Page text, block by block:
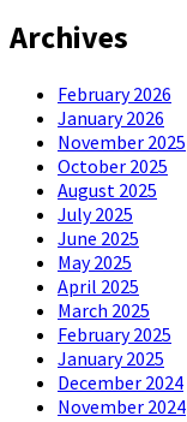
Archives
February 2026
January 2026
November 2025
October 2025
August 2025
July 2025
June 2025
May 2025
April 2025
March 2025
February 2025
January 2025
December 2024
November 2024